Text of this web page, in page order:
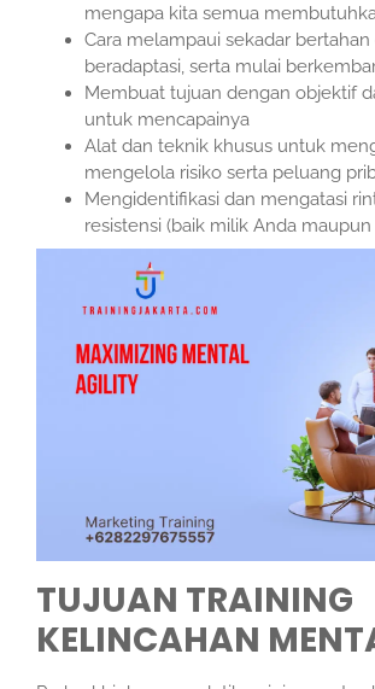
mengapa kita semua
Cara melampaui sekadar bertahan
beradaptasi, serta mulai
Membuat tujuan dengan objektif
untuk mencapainya
Alat dan teknik khusus untuk
mengelola risiko serta peluang
Mengidentifikasi dan mengatasi
resistensi (baik milik Anda
TUJUAN TRAINING
KELINCAHAN